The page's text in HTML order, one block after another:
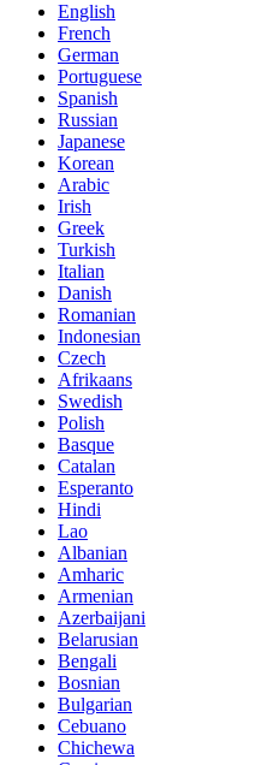
English
French
German
Portuguese
Spanish
Russian
Japanese
Korean
Arabic
Irish
Greek
Turkish
Italian
Danish
Romanian
Indonesian
Czech
Afrikaans
Swedish
Polish
Basque
Catalan
Esperanto
Hindi
Lao
Albanian
Amharic
Armenian
Azerbaijani
Belarusian
Bengali
Bosnian
Bulgarian
Cebuano
Chichewa